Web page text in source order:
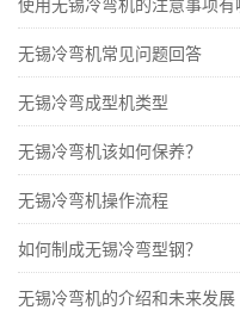
无锡冷弯机常见问题回答
无锡冷弯成型机类型
无锡冷弯机该如何保养？
无锡冷弯机操作流程
如何制成无锡冷弯型钢？
无锡冷弯机的介绍和未来发展